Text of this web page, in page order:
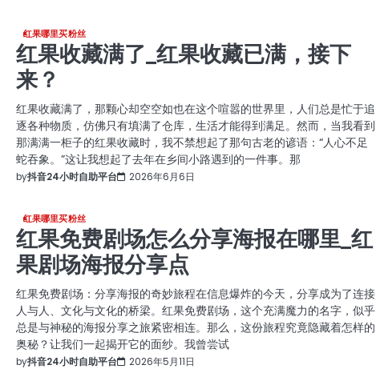
红果哪里买粉丝
红果收藏满了_红果收藏已满，接下
来？
红果收藏满了，那颗心却空空如也在这个喧嚣的世界里，人们总是忙于追
逐各种物质，仿佛只有填满了仓库，生活才能得到满足。然而，当我看到
那满满一柜子的红果收藏时，我不禁想起了那句古老的谚语：“人心不足
蛇吞象。”这让我想起了去年在乡间小路遇到的一件事。那
by抖音24小时自助平台 2026年6月6日
红果哪里买粉丝
红果免费剧场怎么分享海报在哪里_红
果剧场海报分享点
红果免费剧场：分享海报的奇妙旅程在信息爆炸的今天，分享成为了连接
人与人、文化与文化的桥梁。红果免费剧场，这个充满魔力的名字，似乎
总是与神秘的海报分享之旅紧密相连。那么，这份旅程究竟隐藏着怎样的
奥秘？让我们一起揭开它的面纱。我曾尝试
by抖音24小时自助平台 2026年5月11日